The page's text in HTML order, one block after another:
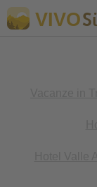
VIVO